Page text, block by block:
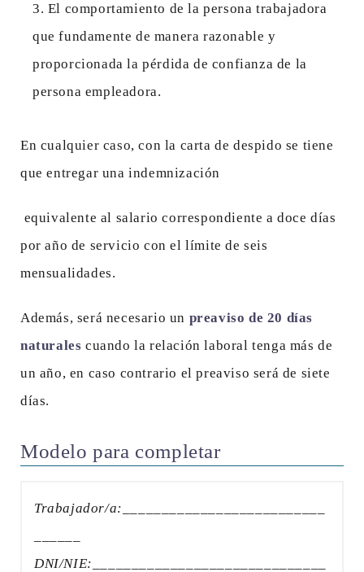
El comportamiento de la persona trabajadora
que fundamente de manera razonable y
proporcionada la pérdida de confianza de la
persona empleadora.
En cualquier caso, con la carta de despido se tiene
que entregar una indemnización
equivalente al salario correspondiente a doce días
por año de servicio con el límite de seis
mensualidades.
Además, será necesario un preaviso de 20 días
naturales cuando la relación laboral tenga más de
un año, en caso contrario el preaviso será de siete
días.
Modelo para completar
Trabajador/a:__________________________
DNI/NIE:______________________________